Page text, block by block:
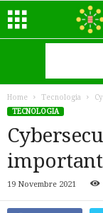
Home Tecnologia
TECNOLOGIA
19 Novembre 2021